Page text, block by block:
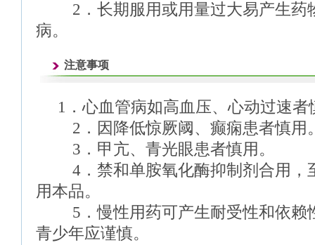
2．长期服用或用量过大易产生药
病。
注意事项
1．心血管病如高血压、心动过速者
2．因降低惊厥阈、癫痫患者慎用
3．甲亢、青光眼患者慎用。
4．禁和单胺氧化酶抑制剂合用，
用本品。
5．慢性用药可产生耐受性和依赖
青少年应谨慎。